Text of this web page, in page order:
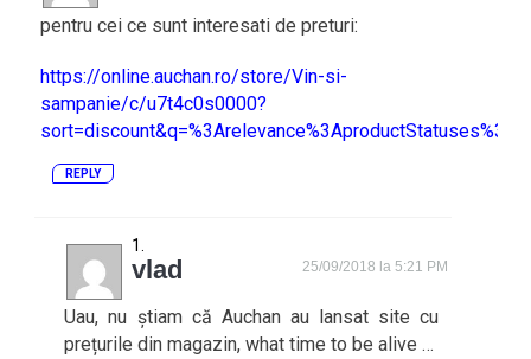
pentru cei ce sunt interesati de preturi:
https://online.auchan.ro/store/Vin-si-
sampanie/c/u7t4c0s0000?
REPLY
vlad 25/09/2018 la 5:21 PM
Uau, nu știam că Auchan au lansat site cu
prețurile din magazin, what time to be alive …